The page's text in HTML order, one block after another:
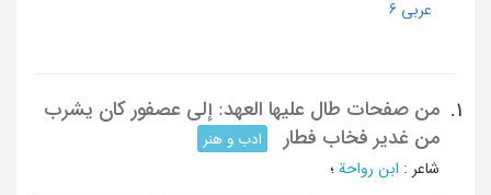
عربی 6
1.
من صفحات طال علیها العهد: إلی عصفور کان یشرب
من غدیر فخاب فطار
ادب و هنر
شاعر : ابن رواحة ؛